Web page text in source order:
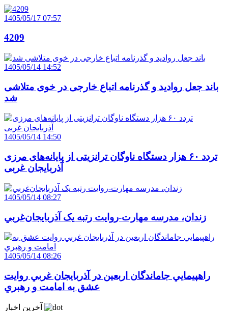
1405/05/17 07:57
4209
1405/05/14 14:52
باند جعل روادید و گذرنامه اتباع خارجی در خوی متلاشی
شد
1405/05/14 14:50
تردد ۶۰ هزار دستگاه ناوگان ترانزیتی از پایانه‌های مرزی
آذربایجان ‌غربی
1405/05/14 08:27
زندان، مدرسه مهارت-روايت رتبه يک آذربايجان‌غربي
1405/05/14 08:26
راهپيمايي جاماندگان اربعين در آذربايجان غربي روايت
عشق به امامت و رهبري